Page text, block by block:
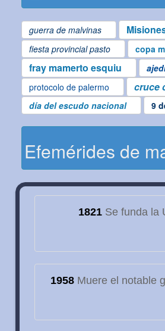
guerra de malvinas
fiesta provincial pasto
copa
fray mamerto esquiu
protocolo de palermo
cruce
día del escudo nacional
9
Efemérides de
1821Se funda la
1958 Muere el notable